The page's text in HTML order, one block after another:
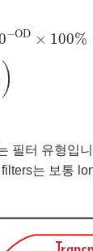
−OD × 100%
OD× %
)
필터 유형입
는 보통